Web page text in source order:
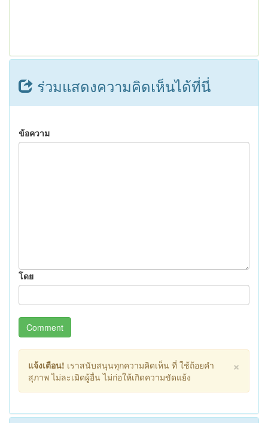
ร่วมแสดงความคิดเห็นได้ที่นี่
ข้อความ
โดย
Comment
×
แจ้งเตือน! เราสนับสนุนทุกความคิดเห็น ที่ ใช้ถ้อยคำ
สุภาพ ไม่ละเมิดผู้อื่น ไม่ก่อให้เกิดความขัดแย้ง